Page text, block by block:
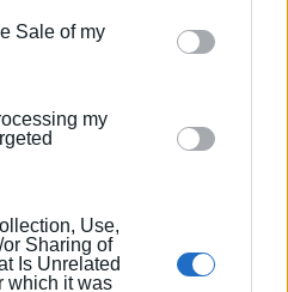
grant or deny consent to
to use your data for
Sale of my
my
Use,
Sharing of
Is Unrelated
which it was